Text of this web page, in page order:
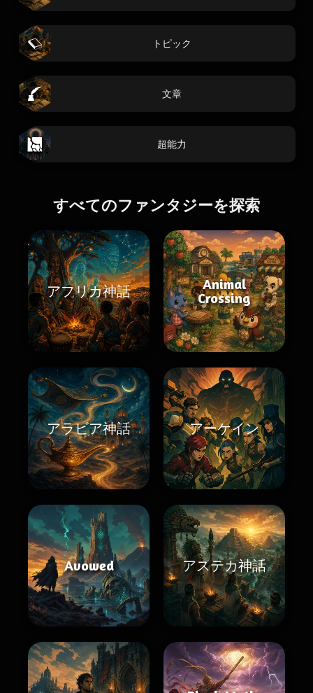
トピック
文章
超能力
すべてのファンタジーを探索
アフリカ神話
Animal
Crossing
アラビア神話 アーケイン
Avowed アステカ神話